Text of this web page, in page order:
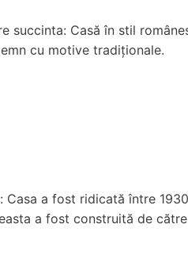
succinta: Casă în stil
cu motive tradiționale.
a fost ridicată între
a fost construită de